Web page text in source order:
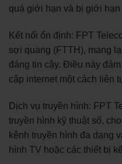
quá giới hạn và bị giới hạn
Kết nối ổn định: FPT
sợi quang (FTTH), mang
đáng tin cậy. Điều này
cập internet một cách liên
Dịch vụ truyền hình: FPT
truyền hình kỹ thuật số,
kênh truyền hình đa dạng
hình TV hoặc các thiết bị